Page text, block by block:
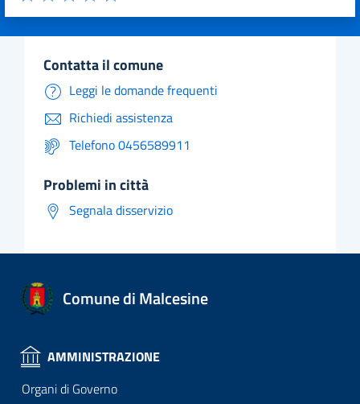
Valuta 5 stelle su 5
Valuta 4 stelle su 5
Valuta 3 stelle su 5
Valuta 2 stelle su 5
Valuta 1 stelle su 5
contatta il comune
Leggi le domande frequenti
Richiedi assistenza
Telefono 0456589911
problemi in città
Segnala disservizio
Comune di Malcesine
AMMINISTRAZIONE
Organi di Governo